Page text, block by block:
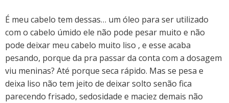
É meu cabelo tem dessas… um óleo para ser utilizado
com o cabelo úmido ele não pode pesar muito e não
pode deixar meu cabelo muito liso , e esse acaba
pesando, porque da pra passar da conta com a dosagem
viu meninas? Até porque seca rápido. Mas se pesa e
deixa liso não tem jeito de deixar solto senão fica
parecendo frisado, sedosidade e maciez demais não